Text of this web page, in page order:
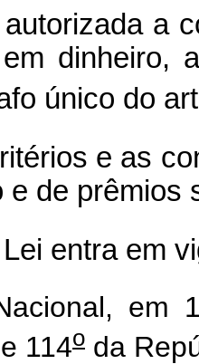
a
dinheiro,
único do
e as
e de prêmios
entra em
em
114o da